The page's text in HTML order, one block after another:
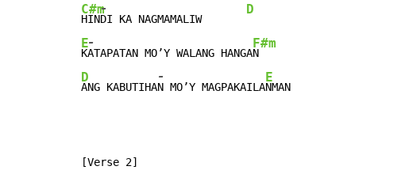
C#m
HIN
-
DI KA NAGMAMALIW
D
E
K
-
ATAPATAN MO’Y WALANG HANGA
F#m
D
ANG KABUTIHA
-
N MO’Y MAGPAKAILA
E
[Verse 2]